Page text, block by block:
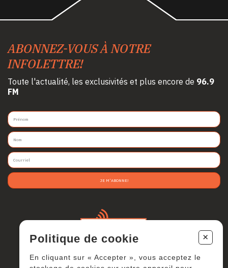
ABONNEZ-VOUS À NOTRE
INFOLETTRE!
Toute l'actualité, les exclusivités et plus encore de 96.9
FM
JE M'ABONNE!
Politique de cookie +
En cliquant sur « Accepter », vous acceptez le